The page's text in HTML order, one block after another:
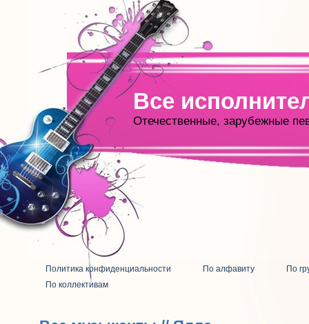
Все
Отечественные, зарубежные
Политика конфиденциальности По алфавиту
По
По коллективам